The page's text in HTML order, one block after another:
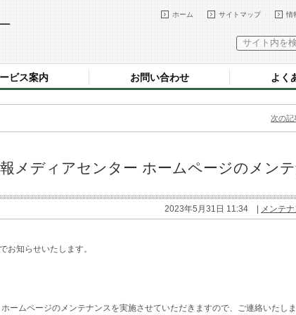
情
サイトマップ
ホーム
ビス案内 お問い合わせ よく
次の記
報メディアセンター ホームページのメン
2023年5月31日 11:34 | メンテ
お知らせいたします。
ームページのメンテナンスを実施させていただきますので、ご連絡いたしま